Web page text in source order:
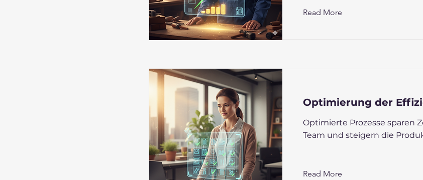
Read More
Optimierung der
Optimierte Prozesse sparen
Team und steigern die
Read More